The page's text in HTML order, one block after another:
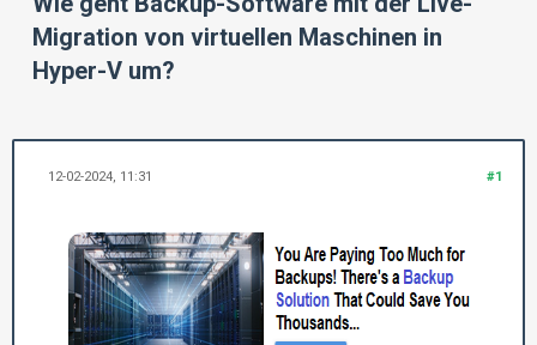
Migration von virtuellen Maschinen in
Hyper-V um?
#1
12-02-2024, 11:31